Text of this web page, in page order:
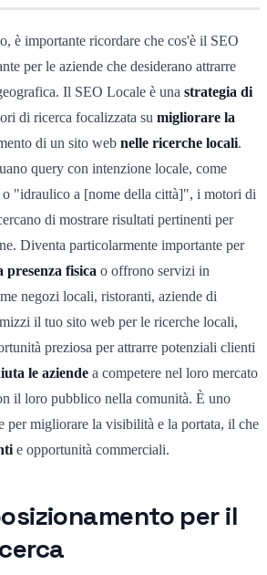
è importante ricordare che cos'è il SEO
per le aziende che desiderano attrarre
Il SEO Locale è una strategia di
di ricerca focalizzata su migliorare la
di un sito web nelle ricerche locali.
query con intenzione locale, come
"idraulico a [nome della città]", i motori di
di mostrare risultati pertinenti per
Diventa particolarmente importante per
fisica o offrono servizi in
negozi locali, ristoranti, aziende di
il tuo sito web per le ricerche locali,
preziosa per attrarre potenziali clienti
le aziende a competere nel loro mercato
il loro pubblico nella comunità. È uno
per migliorare la visibilità e la portata, il che
e opportunità commerciali.
per il